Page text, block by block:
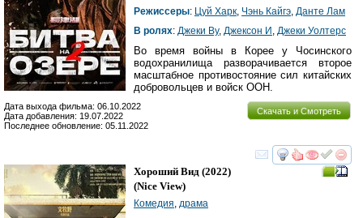
Режиссеры: Цуй Харк Чэнь Кайгэ Данте Лам
В ролях: Джеки Ву, Джексон И Джеки Уолтерс
Во время войны в Корее у Чосинского
водохранилища разворачивается второе
масштабное противостояние сил китайских
добровольцев и войск ООН.
Скачать и Смотреть
Дата выхода фильма: 06.10.2022
Дата добавления: 19.07.2022
Последнее обновление: 05.11.2022
смотреть
Хороший Вид (2022)
(Nice View)
Комедия, драма